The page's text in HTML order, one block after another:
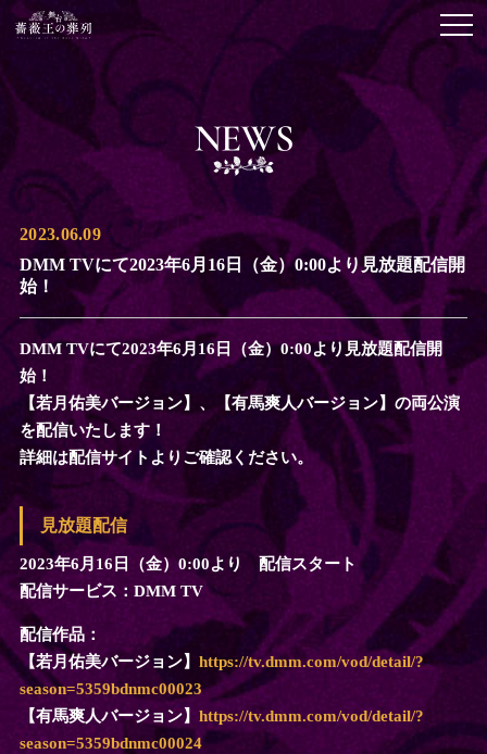
TOP
CAST／STAFF
SCHEDULE／TICKET
MOVIE
STREAM
Blu-ray
GOODS
GUIDE
2023.06.09
DMM TVにて2023年6月16日（金）0:00より見放題配信開
始！
DMM TVにて2023年6月16日（金）0:00より見放題配信開
始！
【若月佑美バージョン】、【有馬爽人バージョン】の両公演
を配信いたします！
詳細は配信サイトよりご確認ください。
見放題配信
2023年6月16日（金）0:00より 配信スタート
配信サービス：DMM TV
配信作品：
【若月佑美バージョン】 https://tv.dmm.com/vod/detail/?
season=5359bdnmc00023
【有馬爽人バージョン】 https://tv.dmm.com/vod/detail/?
season=5359bdnmc00024